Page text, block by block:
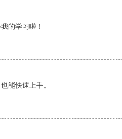
的学习啦！
能快速上手。